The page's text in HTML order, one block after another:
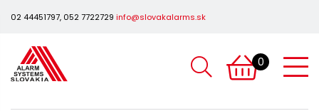
02 44451797, 052 7722729 info@slovakalarms.sk
0